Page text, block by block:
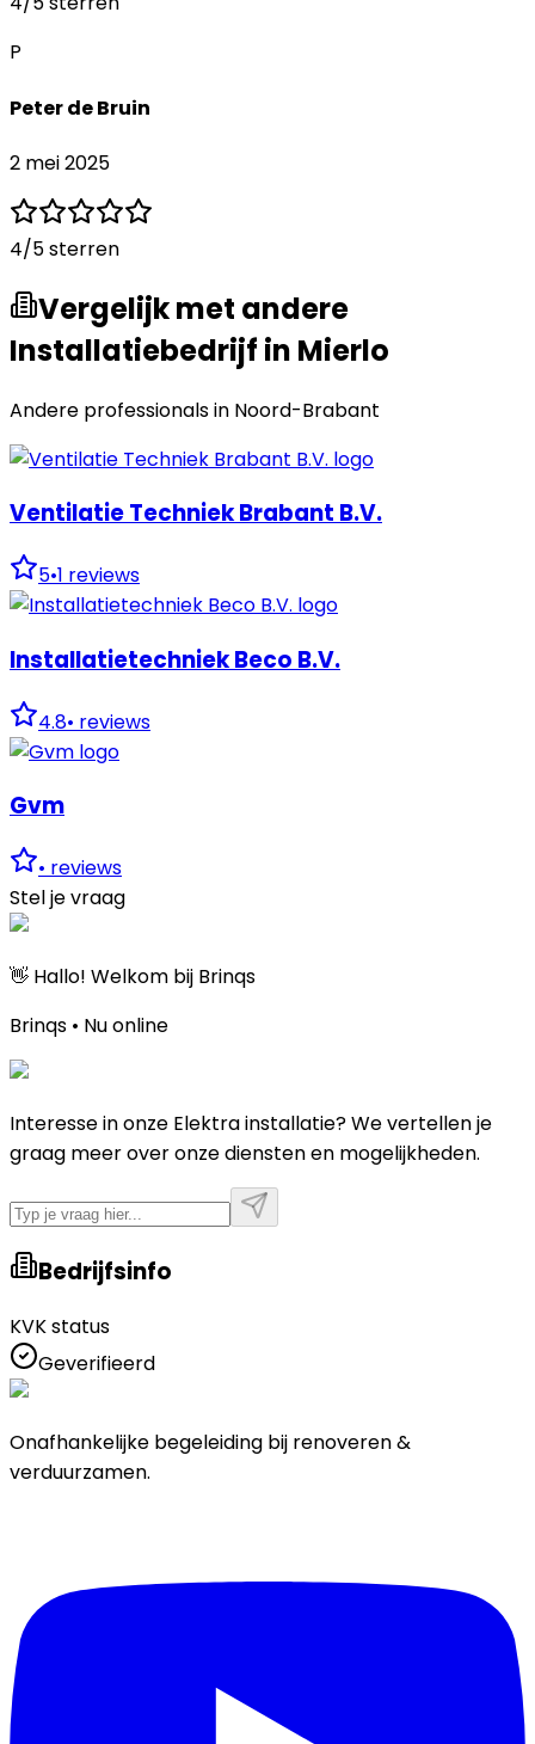
P
Peter de Bruin
2 mei 2025
4/5 sterren
Vergelijk met andere
Installatiebedrijf in Mierlo
Andere professionals in Noord-Brabant
Ventilatie Techniek Brabant B.V.
5•1 reviews
Installatietechniek Beco B.V.
4.8• reviews
Gvm
• reviews
Stel je vraag
👋 Hallo! Welkom bij Brinqs
Brinqs • Nu online
Interesse in onze Elektra installatie? We vertellen je
graag meer over onze diensten en mogelijkheden.
Bedrijfsinfo
KVK status
Geverifieerd
Onafhankelijke begeleiding bij renoveren &
verduurzamen.